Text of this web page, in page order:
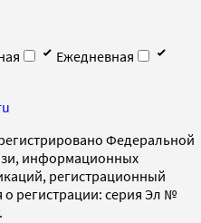
Ежедневная
Федеральной
информационных
регистрационный
регистрации: серия Эл №